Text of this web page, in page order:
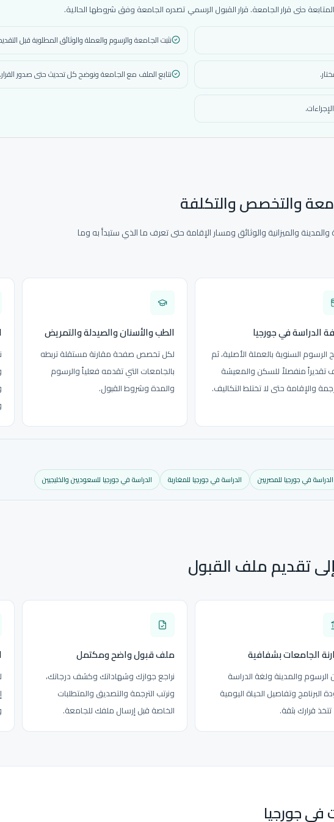
حتى قرار الجامعة. قرار القبول الرسمي تصدره الجامعة وفق شروطها الحالية.
نثبت الجامعة والرسوم والعملة والوثائق المطلوبة قبل
نتابع الملف مع الجامعة ونوضح كل تحديث حتى صدور القرار.
والتخصص والتكلفة
والميزانية والوثائق ومسار الإقامة حتى تعرف ما الذي ستبدأ به وما
الدراسة في جورجيا
الرسوم السنوية بالعملة الأصلية، ثم
تقديراً منفصلاً للسكن والمعيشة
والإقامة حتى لا تختلط التكاليف.
الطب والأسنان والصيدلة والتمريض
لكل تخصص صفحة مقارنة مستقلة تربطه
بالجامعات التي تقدمه فعلياً والرسوم
والمدة وشروط القبول.
الدراسة في جورجيا للمصريين الدراسة في جورجيا للمغاربة الدراسة في جورجيا للسعوديين والخليجيين
تقديم ملف القبول
الجامعات بشفافية
الرسوم والمدينة ولغة الدراسة
البرنامج وتفاصيل الحياة اليومية
قرارك بثقة.
ملف قبول واضح ومكتمل
نراجع جوازك وشهاداتك وكشف درجاتك،
ونرتب الترجمة والتصديق والمتطلبات
الخاصة قبل إرسال ملفك للجامعة.
جورجيا